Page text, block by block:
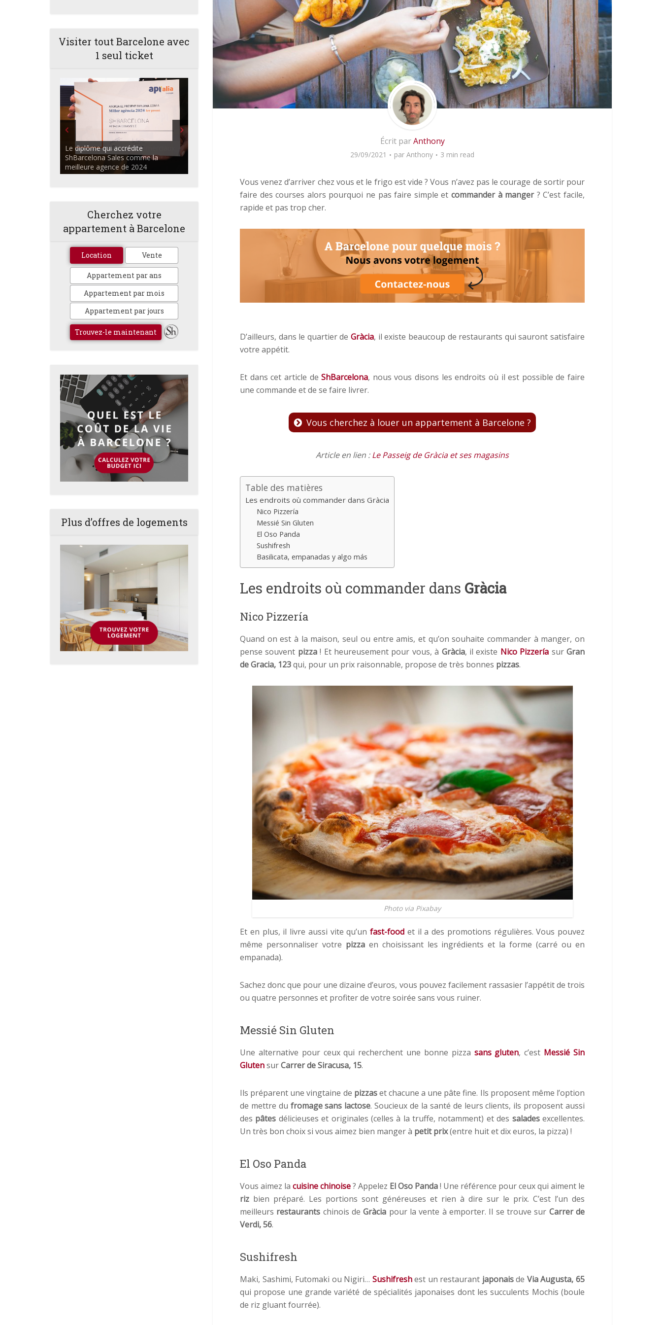
Visiter tout Barcelone avec
1 seul ticket
ShBarcelona Agents commerciaux
discutant dans l'auditorium du
Centre Apialia
Cherchez votre
appartement à Barcelone
Location Vente
Appartement par ans
Appartement par mois
Appartement par jours
Trouvez-le maintenant
Plus d’offres de logements
Écrit parAnthony
29/09/2021 par Anthony 3 min read
Vous venez d’arriver chez vous et le frigo est vide ? Vous n’avez pas le courage de sortir pour
faire des courses alors pourquoi ne pas faire simple et commander à manger ? C’est facile,
rapide et pas trop cher.
D’ailleurs, dans le quartier deGràcia, il existe beaucoup de restaurants qui sauront satisfaire
votre appétit.
Et dans cet article deShBarcelona, nous vous disons les endroits où il est possible de faire
une commande et de se faire livrer.
Vous cherchez à louer un appartement à Barcelone ?
Article en lien :Le Passeig de Gràcia et ses magasins
Table des matières
Les endroits où commander dans Gràcia
Nico Pizzería
Messié Sin Gluten
El Oso Panda
Sushifresh
Basilicata, empanadas y algo más
Les endroits où commander dans Gràcia
Nico Pizzería
Quand on est à la maison, seul ou entre amis, et qu’on souhaite commander à manger, on
pense souvent pizza! Et heureusement pour vous, à Gràcia, il existe Nico Pizzería surGran
de Gracia, 123qui, pour un prix raisonnable, propose de très bonnes pizzas.
Photo via Pixabay
Et en plus, il livre aussi vite qu’un fast-food et il a des promotions régulières. Vous pouvez
même personnaliser votre pizzaen choisissant les ingrédients et la forme (carré ou en
empanada).
Sachez donc que pour une dizaine d’euros, vous pouvez facilement rassasier l’appétit de trois
ou quatre personnes et profiter de votre soirée sans vous ruiner.
Messié Sin Gluten
Une alternative pour ceux qui recherchent une bonne pizza sans gluten, c’est Messié Sin
GlutensurCarrer de Siracusa, 15.
Ils préparent une vingtaine de pizzaset chacune a une pâte fine. Ils proposent même l’option
de mettre du fromage sans lactose. Soucieux de la santé de leurs clients, ils proposent aussi
des pâtes délicieuses et originales (celles à la truffe, notamment) et des saladesexcellentes.
Un très bon choix si vous aimez bien manger à petit prix(entre huit et dix euros, la pizza) !
El Oso Panda
Vous aimez la cuisine chinoise? Appelez El Oso Panda! Une référence pour ceux qui aiment le
riz bien préparé. Les portions sont généreuses et rien à dire sur le prix. C’est l’un des
meilleurs restaurants chinois deGràcia pour la vente à emporter. Il se trouve sur Carrer de
Verdi, 56.
Sushifresh
Maki, Sashimi, Futomaki ou Nigiri… Sushifreshest un restaurant japonaisde Via Augusta, 65
qui propose une grande variété de spécialités japonaises dont les succulents Mochis (boule
de riz gluant fourrée).